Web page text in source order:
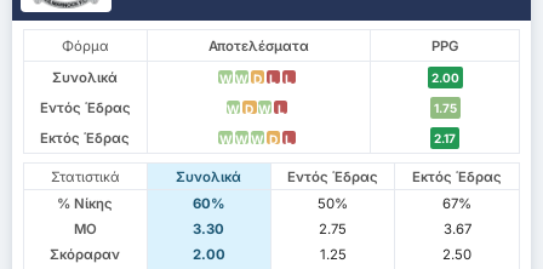
Φόρμα Αποτελέσματα
PPG
Συνολικά
W W D L L 2.00
Εντός Έδρας W D W L 1.75
Εκτός Έδρας W W W D L 2.17
Στατιστικά Συνολικά Εντός Έδρας
Εκτός Έδρας
% Νίκης
60% 50%
67%
ΜΟ
3.30 2.75
3.67
Σκόραραν
2.00 1.25
2.50